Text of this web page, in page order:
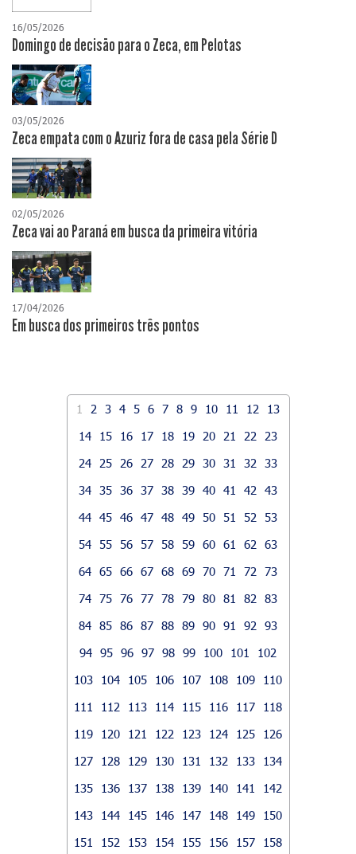
16/05/2026
Domingo de decisão para o Zeca, em Pelotas
03/05/2026
Zeca empata com o Azuriz fora de casa pela Série D
02/05/2026
Zeca vai ao Paraná em busca da primeira vitória
17/04/2026
​Em busca dos primeiros três pontos
1 2 3 4 5 6 7 8 9 10 11 12
13
14
15 16 17 18 19 20 21 22
23
24
25 26 27 28 29 30 31 32
33
34
35 36 37 38 39 40 41 42
43
44 45 46 47 48 49 50 51 52
53
54
55 56 57 58 59 60 61 62
63
64 65 66 67 68 69 70 71 72
73
74 75 76 77 78 79 80 81 82
83
84 85 86 87 88 89 90 91 92
93
94 95 96 97 98 99 100 101
102
103
104 105 106 107 108 109
110
111
112 113 114 115 116 117
118
119
120 121 122 123 124 125
126
127
128 129 130 131 132 133
134
135
136 137 138 139 140 141
142
143
144 145 146 147 148 149
150
151
152 153 154 155 156 157
158